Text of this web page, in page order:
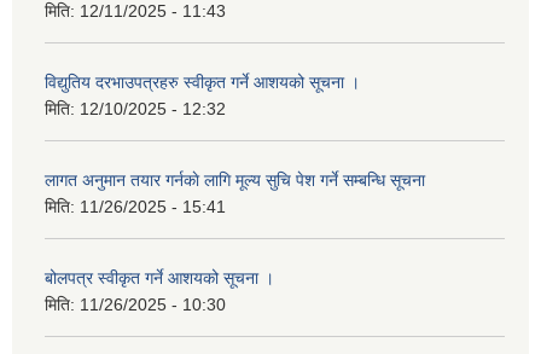
मिति: 12/11/2025 - 11:43
विद्युतिय दरभाउपत्रहरु स्वीकृत गर्ने आशयको सूचना ।
मिति: 12/10/2025 - 12:32
लागत अनुमान तयार गर्नकाे लागि मूल्य सुचि पेश गर्ने सम्बन्धि सूचना
मिति: 11/26/2025 - 15:41
बोलपत्र स्वीकृत गर्ने आशयको सूचना ।
मिति: 11/26/2025 - 10:30